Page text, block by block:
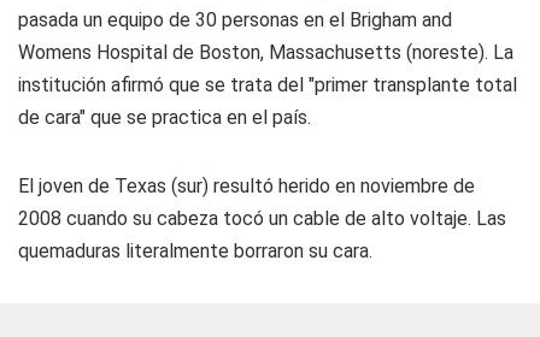
pasada un equipo de 30 personas en el Brigham and
Womens Hospital de Boston, Massachusetts (noreste). La
institución afirmó que se trata del "primer transplante total
de cara" que se practica en el país.
El joven de Texas (sur) resultó herido en noviembre de
2008 cuando su cabeza tocó un cable de alto voltaje. Las
quemaduras literalmente borraron su cara.